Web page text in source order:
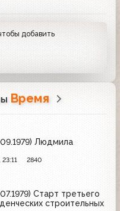
чтобы добавить
Время
Людмила
2840
Старт третьего
строительных